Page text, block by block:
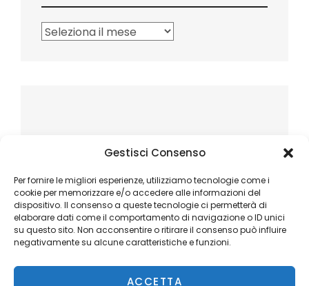
Gestisci Consenso
Per fornire le migliori esperienze, utilizziamo tecnologie come i
cookie per memorizzare e/o accedere alle informazioni del
dispositivo. Il consenso a queste tecnologie ci permetterà di
elaborare dati come il comportamento di navigazione o ID unici
su questo sito. Non acconsentire o ritirare il consenso può influire
negativamente su alcune caratteristiche e funzioni.
ACCETTA
Archivi